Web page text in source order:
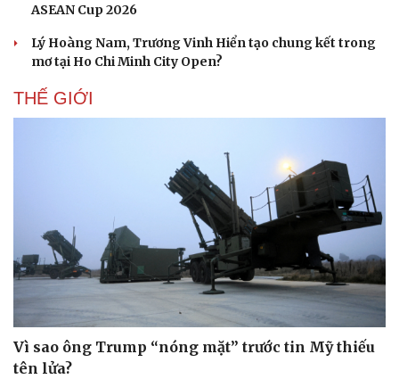
ASEAN Cup 2026
Lý Hoàng Nam, Trương Vinh Hiển tạo chung kết trong
mơ tại Ho Chi Minh City Open?
THẾ GIỚI
Vì sao ông Trump “nóng mặt” trước tin Mỹ thiếu
tên lửa?